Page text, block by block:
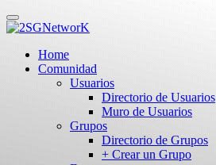
Skip
to
contentHome
Comunidad
Usuarios
Directorio de Usuarios
Muro de Usuarios
Grupos
Directorio de Grupos
+ Crear un Grupo